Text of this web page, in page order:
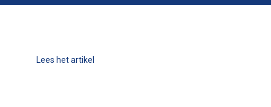
Lees het artikel